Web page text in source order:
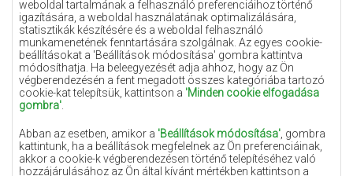
weboldal tartalmának a felhasználó preferenciáihoz történő
igazítására, a weboldal használatának optimalizálására,
statisztikák készítésére és a weboldal felhasználó
munkamenetének fenntartására szolgálnak. Az egyes cookie-
beállításokat a 'Beállítások módosítása' gombra kattintva
módosíthatja. Ha beleegyezését adja ahhoz, hogy az Ön
végberendezésén a fent megadott összes kategóriába tartozó
cookie-kat telepítsük, kattintson a 'Minden cookie elfogadása
gombra'
Abban az esetben, amikor a 'Beállítások módosítása' , gombra
kattintunk, ha a beállítások megfelelnek az Ön preferenciáinak,
akkor a cookie-k végberendezésen történő telepítéséhez való
hozzájárulásához az Ön által kívánt mértékben kattintson a
Mentaszínű szőnyegek
Világoskék szőnyegek
Narancssárga szőnyegek
Rózsaszín szőnyegek
Terrakotta szőnyegek
Zöld szőnyegek